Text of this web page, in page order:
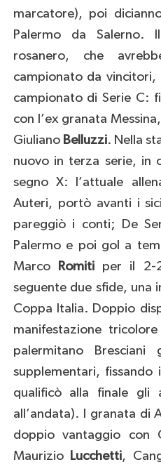
marcatore), poi
Palermo da
rosanero, che
campionato da vincitori,
campionato di Serie C:
con l’ex granata
Giuliano Belluzzi. Nella
nuovo in terza serie, in
segno X: l’attuale
Auteri, portò avanti i
pareggiò i conti; De
Palermo e poi gol a
Marco
Romitiper il 2-2
seguente due sfide, una
Coppa Italia. Doppio
manifestazione
palermitano
supplementari,
qualificò alla finale gli
all’andata). I granata di
doppio vantaggio con
Maurizio
Lucchetti,